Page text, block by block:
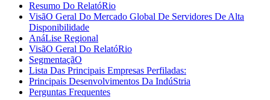
Resumo Do RelatóRio
VisãO Geral Do Mercado Global De Servidores De Alta
Disponibilidade
AnáLise Regional
VisãO Geral Do RelatóRio
SegmentaçãO
Lista Das Principais Empresas Perfiladas:
Principais Desenvolvimentos Da IndúStria
Perguntas Frequentes